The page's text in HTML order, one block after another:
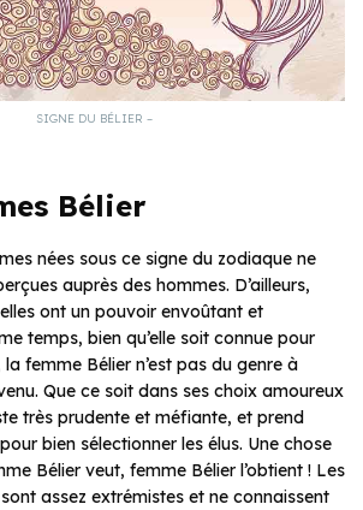
SIGNE DU BÉLIER –
Bélier
nées sous ce signe du zodiaque ne
auprès des hommes. D’ailleurs,
ont un pouvoir envoûtant et
temps, bien qu’elle soit connue pour
femme Bélier n’est pas du genre à
Que ce soit dans ses choix amoureux
très prudente et méfiante, et prend
bien sélectionner les élus. Une chose
Bélier veut, femme Bélier l’obtient ! Les
assez extrémistes et ne connaissent